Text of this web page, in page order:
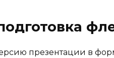
презентации в